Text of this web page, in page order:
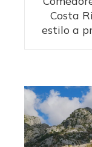
Costa
estilo a